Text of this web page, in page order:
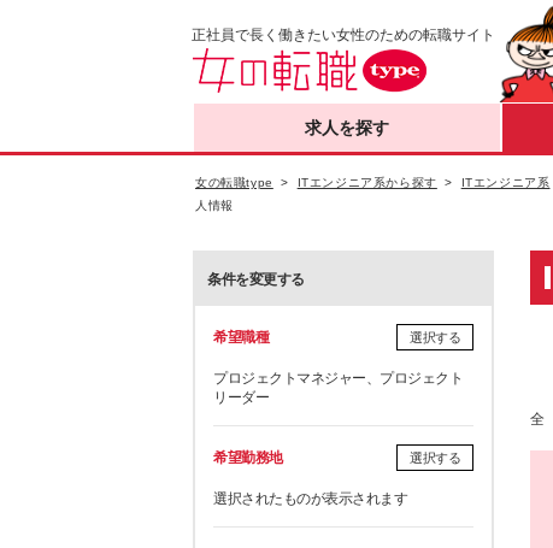
正社員で長く働きたい女性のための転職サイト
求人を探す
女の転職type ITエンジニア系から探す ITエンジニア系
人情報
条件を変更する
希望職種 選択する
プロジェクトマネジャー、プロジェクト
リーダー
希望勤務地 選択する
選択されたものが表示されます
全